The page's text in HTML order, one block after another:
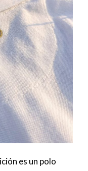
es un polo